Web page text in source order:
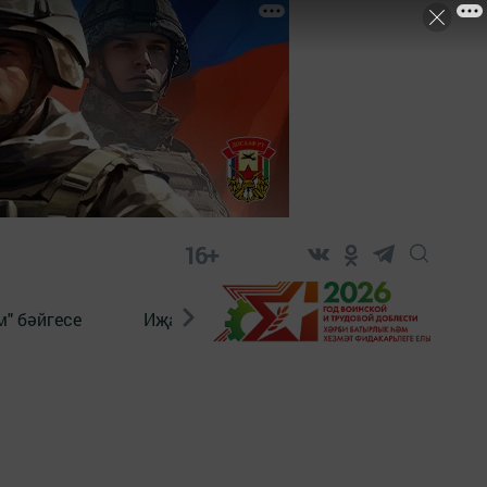
16+
бәйгесе Иҗат Реклама Онлайн